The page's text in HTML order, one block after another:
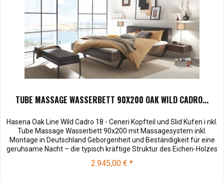
TUBE MASSAGE WASSERBETT 90X200 OAK WILD CADRO...
Hasena Oak Line Wild Cadro 18 - Ceneri Kopfteil und Slid Kufen i nkl.
Tube Massage Wasserbett 90x200 mit Massagesystem inkl.
Montage in Deutschland Geborgenheit und Beständigkeit für eine
geruhsame Nacht – die typisch kräftige Struktur des Eichen-Holzes
unserer Oak-Line eine starke und behagliche Aura. Dieses...
2.945,00 € *